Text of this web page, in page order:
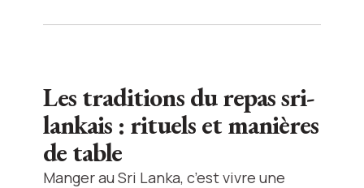
Les traditions du repas sri-
lankais : rituels et manières
de table
Manger au Sri Lanka, c’est vivre une